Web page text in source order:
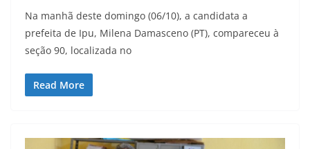
Na manhã deste domingo (06/10), a candidata a
prefeita de Ipu, Milena Damasceno (PT), compareceu à
seção 90, localizada no
Read More